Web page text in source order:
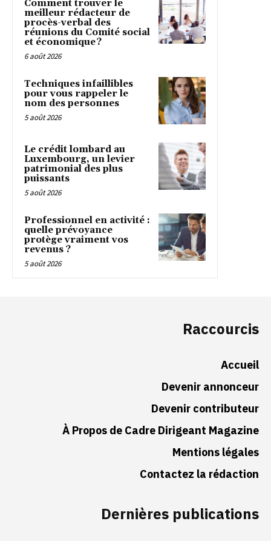
Comment trouver le
meilleur rédacteur de
procès-verbal des
réunions du Comité social
et économique ?
6 août 2026
Techniques infaillibles
pour vous rappeler le
nom des personnes
5 août 2026
Le crédit lombard au
Luxembourg, un levier
patrimonial des plus
puissants
5 août 2026
Professionnel en activité :
quelle prévoyance
protège vraiment vos
revenus ?
5 août 2026
Raccourcis
Accueil
Devenir annonceur
Devenir contributeur
À Propos de Cadre Dirigeant Magazine
Mentions légales
Contactez la rédaction
Dernières publications